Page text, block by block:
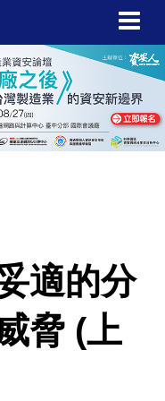
適的分
脅 (上